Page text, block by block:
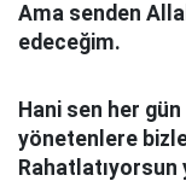
Ama senden
edeceğim.
Hani sen her
yönetenlere
Rahatlatıyorsun